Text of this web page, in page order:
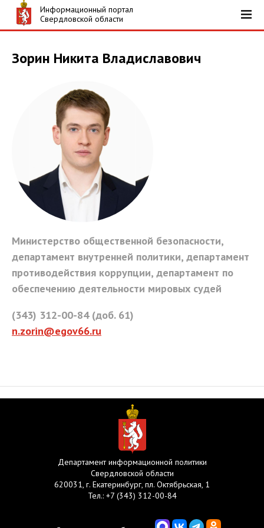
Информационный портал
Свердловской области
Зорин Никита Владиславович
Министерство общественной безопасности,
департамент внутренней политики, департамент
противодействия коррупции, департамент по
обеспечению деятельности мировых судей
(343) 312-00-84 (доб. 61)
n.zorin@egov66.ru
Департамент информационной политики
Свердловской области
620031, г. Екатеринбург, пл. Октябрьская, 1
Тел.: +7 (343) 312-00-84